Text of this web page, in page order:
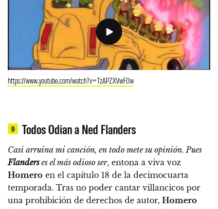
https://www.youtube.com/watch?v=TzAPZXVwF0w
9 Todos Odian a Ned Flanders
Casi arruina mi canción, en todo mete su opinión. Pues
Flanderses el más odioso ser, entona a viva voz
Homero en el capítulo 18 de la decimocuarta
temporada. Tras no poder cantar villancicos por
una prohibición de derechos de autor, Homero